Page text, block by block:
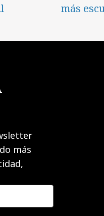
más
más